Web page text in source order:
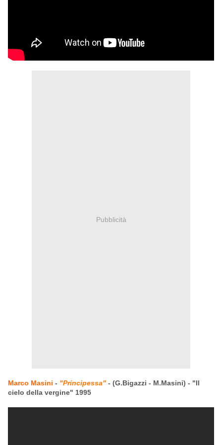
Pubblicità
Marco Masini - "Principessa" - (G.Bigazzi - M.Masini) - "Il
cielo della vergine" 1995